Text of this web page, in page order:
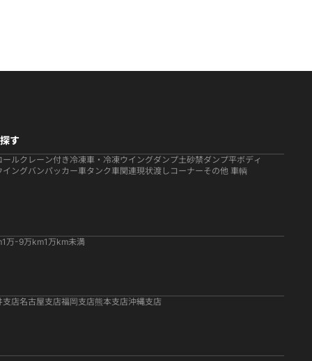
す
ールクレーン付き冷凍車・冷凍ウイングダンプ土砂禁ダンプ平ボディ
イングバンパッカー車タンク車関連現状渡しコーナーその他 車輌
1万-9万km1万km未満
支店名古屋支店福岡支店熊本支店沖縄支店